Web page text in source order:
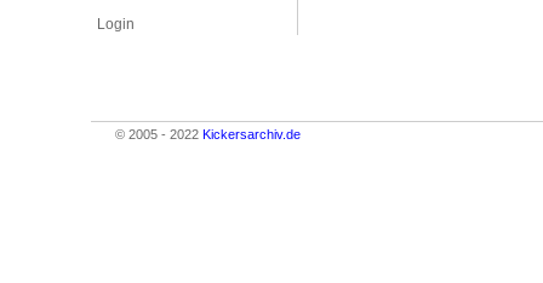
Login
© 2005 - 2022 Kickersarchiv.de